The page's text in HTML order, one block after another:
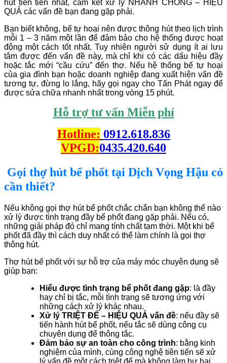
hút tiên tiến nhất, cam kết xử lý NHANH CHÓNG – HIỆU
QUẢ các vấn đề bạn đang gặp phải.
Bạn biết không, bể tự hoại nên được thông hút theo lịch trình
mỗi 1 – 3 năm một lần để đảm bảo cho hệ thống được hoạt
động một cách tốt nhất. Tuy nhiên người sử dụng ít ai lưu
tâm được đến vấn đề này, mà chỉ khi có các dấu hiệu đầy
hoặc tắc mới “cầu cứu” đến thợ. Nếu hệ thống bể tự hoại
của gia đình bạn hoặc doanh nghiệp đang xuất hiện vấn đề
tương tự, đừng lo lắng, hãy gọi ngay cho Tấn Phát ngay để
được sửa chữa nhanh nhất trong vòng 15 phút.
Hỗ trợ tư vấn Miễn phí
Hotline: 0912.618.836
VPGD:0435.420.640
Gọi thợ hút bể phốt tại Dịch Vọng Hậu có
cần thiết?
Nếu không gọi thợ hút bể phốt chắc chắn bạn không thể nào
xử lý được tình trạng đầy bể phốt đang gặp phải. Nếu có,
những giải pháp đó chỉ mang tính chất tạm thời. Một khi bể
phốt đã đầy thì cách duy nhất có thể làm chính là gọi thợ
thông hút.
Thợ hút bể phốt với sự hỗ trợ của máy móc chuyên dụng sẽ
giúp bạn:
Hiểu được tình trạng bể phốt đang gặp: là đầy
hay chỉ bị tắc, mỗi tình trạng sẽ tương ứng với
những cách xử lý khác nhau.
Xử lý TRIỆT ĐỂ – HIỆU QUẢ vấn đề: nếu đầy sẽ
tiến hành hút bể phốt, nếu tắc sẽ dùng công cụ
chuyên dụng để thông tắc.
Đảm bảo sự an toàn cho công trình: bằng kinh
nghiệm của mình, cùng công nghệ tiên tiến sẽ xử
lý vấn đề một cách triệt để mà không làm hư hại